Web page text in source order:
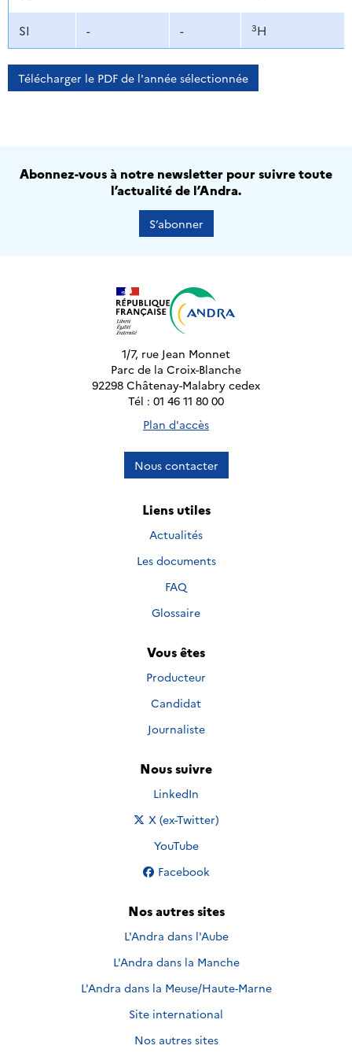
SI - - 3H
Télécharger le PDF de l'année sélectionnée
Abonnez-vous à notre newsletter pour suivre toute
l’actualité de l’Andra.
S’abonner
1/7, rue Jean Monnet
Parc de la Croix-Blanche
92298 Châtenay-Malabry cedex
Tél : 01 46 11 80 00
Plan d'accès
Nous contacter
Liens utiles
Actualités
Les documents
FAQ
Glossaire
Vous êtes
Producteur
Candidat
Journaliste
Nous suivre
Nous suivre sur
LinkedIn
Nous suivre sur
X (ex-Twitter)
Nous suivre sur
YouTube
Nous suivre sur
Facebook
Nos autres sites
L'Andra dans l'Aube
L'Andra dans la Manche
L'Andra dans la Meuse/Haute-Marne
Site international
Nos autres sites